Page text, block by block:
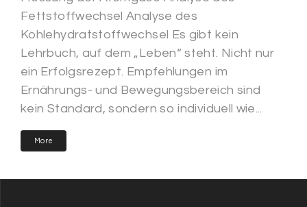
Fettstoffwechsel Analyse des
Kohlehydratstoffwechsel Es gibt kein
Lehrbuch, auf dem „Leben“ steht. Nicht nur
ein Erfolgsrezept. Empfehlungen im
Ernährungs- und Bewegungsbereich sind
kein Standard, sondern so individuell wie...
More